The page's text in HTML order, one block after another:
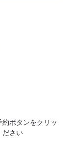
ボタンをクリッ
ださい